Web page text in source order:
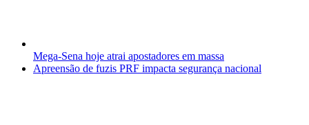
Mega-Sena hoje atrai apostadores em massa
Apreensão de fuzis PRF impacta segurança nacional